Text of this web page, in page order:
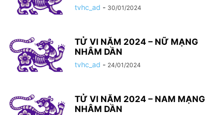
tvhc_ad - 30/01/2024
TỬ VI NĂM 2024 – NỮ MẠNG
NHÂM DẦN
tvhc_ad - 24/01/2024
TỬ VI NĂM 2024 – NAM MẠNG
NHÂM DẦN